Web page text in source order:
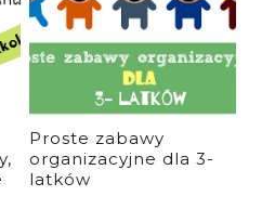
Proste zabawy
organizacyjne dla 3-
latków